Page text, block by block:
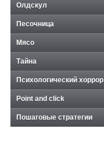
Олдскул
Песочница
Мясо
Тайна
Психологический хоррор
Point and click
Пошаговые стратегии